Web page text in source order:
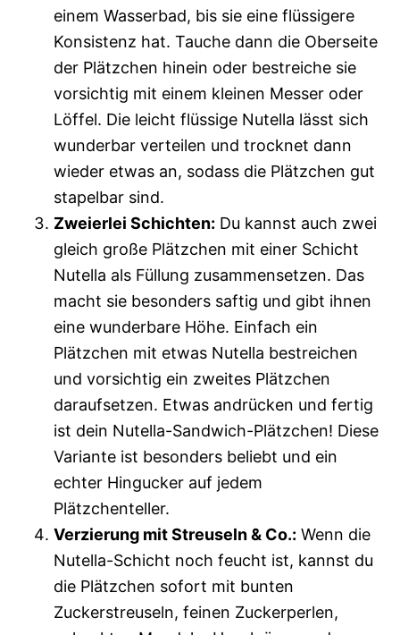
einem Wasserbad, bis sie eine flüssigere
Konsistenz hat. Tauche dann die Oberseite
der Plätzchen hinein oder bestreiche sie
vorsichtig mit einem kleinen Messer oder
Löffel. Die leicht flüssige Nutella lässt sich
wunderbar verteilen und trocknet dann
wieder etwas an, sodass die Plätzchen gut
stapelbar sind.
Zweierlei Schichten: Du kannst auch zwei
gleich große Plätzchen mit einer Schicht
Nutella als Füllung zusammensetzen. Das
macht sie besonders saftig und gibt ihnen
eine wunderbare Höhe. Einfach ein
Plätzchen mit etwas Nutella bestreichen
und vorsichtig ein zweites Plätzchen
daraufsetzen. Etwas andrücken und fertig
ist dein Nutella-Sandwich-Plätzchen! Diese
Variante ist besonders beliebt und ein
echter Hingucker auf jedem
Plätzchenteller.
Verzierung mit Streuseln & Co.: Wenn die
Nutella-Schicht noch feucht ist, kannst du
die Plätzchen sofort mit bunten
Zuckerstreuseln, feinen Zuckerperlen,